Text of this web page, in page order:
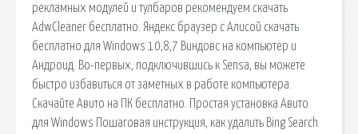
рекламных модулей и тулбаров рекомендуем скачать
AdwCleaner бесплатно. Яндекс браузер с Алисой скачать
бесплатно для Windows 10,8,7 Виндовс на компьютер и
Андроид. Во-первых, подключившись к Sensa, вы можете
быстро избавиться от заметных в работе компьютера.
Скачайте Авито на ПК бесплатно. Простая установка Авито
для Windows Пошаговая инструкция, как удалить Bing Search